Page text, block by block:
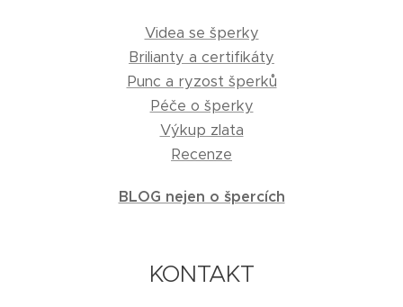
Videa se šperky
Brilianty a certifikáty
Punc a ryzost šperků
Péče o šperky
Výkup zlata
Recenze
BLOG nejen o špercích
KONTAKT